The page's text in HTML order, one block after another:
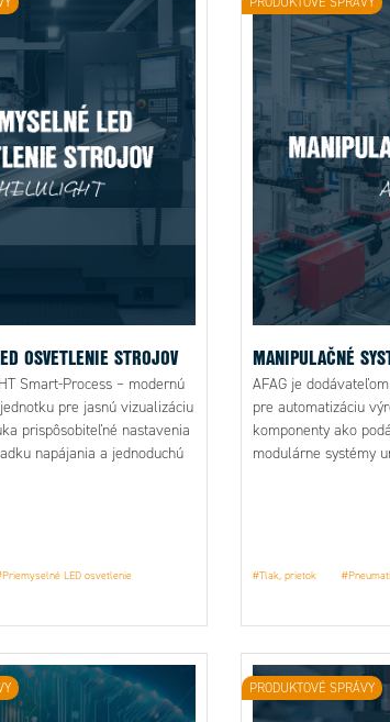
OSVETLENIE STROJOV
Smart-Process – modernú
pre jasnú vizualizáciu
prispôsobiteľné nastavenia
napájania a jednoduchú
LED osvetlenie
MANIPULAČNÉ
AFAG je
pre automatizáciu
komponenty ako
modulárne systémy
#Tlak, prietok
PRODUKTOVÉ SPRÁVY